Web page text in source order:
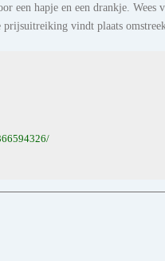
een hapje en een drankje.
vindt plaats